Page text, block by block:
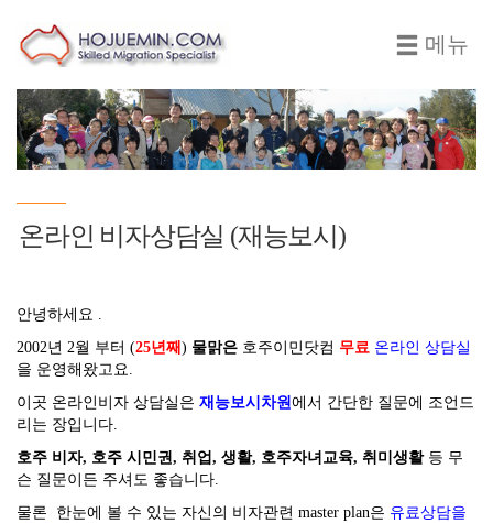
메뉴
온라인 비자상담실 (재능보시)
안녕하세요 .
2002년 2월 부터 (25년째 ) 물맑은 호주이민닷컴 무료 온라인 상담실
을 운영해왔고요.
이곳 온라인비자 상담실은 재능보시차원에서 간단한 질문에 조언드
리는 장입니다.
호주 비자, 호주 시민권, 취업, 생활, 호주자녀교육, 취미생활등 무
슨 질문이든 주셔도 좋습니다.
물론 한눈에 볼 수 있는 자신의 비자관련 master plan은 유료상담을